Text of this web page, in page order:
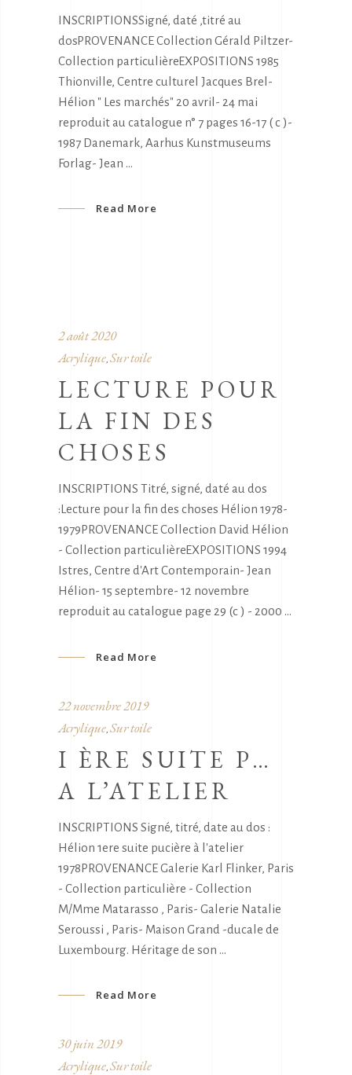
INSCRIPTIONSSigné, daté ,titré au
dosPROVENANCE Collection Gérald Piltzer-
Collection particulièreEXPOSITIONS 1985
Thionville, Centre culturel Jacques Brel-
Hélion " Les marchés" 20 avril- 24 mai
reproduit au catalogue n° 7 pages 16-17 ( c )-
1987 Danemark, Aarhus Kunstmuseums
Forlag- Jean
Read More
2 août 2020
Acrylique, Sur toile
LECTURE POUR
LA FIN DES
CHOSES
INSCRIPTIONS Titré, signé, daté au dos
:Lecture pour la fin des choses Hélion 1978-
1979PROVENANCE Collection David Hélion
- Collection particulièreEXPOSITIONS 1994
Istres, Centre d'Art Contemporain- Jean
Hélion- 15 septembre- 12 novembre
reproduit au catalogue page 29 (c ) - 2000
Read More
22 novembre 2019
Acrylique Sur toile
I ÈRE SUITE P…
A L’ATELIER
INSCRIPTIONS Signé, titré, date au dos :
Hélion 1ere suite pucière à l'atelier
1978PROVENANCE Galerie Karl Flinker, Paris
- Collection particulière - Collection
M/Mme Matarasso , Paris- Galerie Natalie
Seroussi , Paris- Maison Grand -ducale de
Luxembourg. Héritage de son
Read More
30 juin 2019
Acrylique, Sur toile